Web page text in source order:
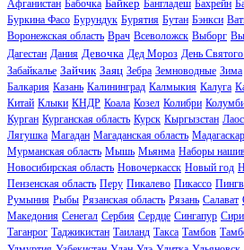
Афганистан Бабочка Байкер Бангладеш Бахрейн
Буркина Фасо Бурундук Бурятия Бутан Бэнкси
Воронежская область Врач Всеволожск Выборг
Дагестан Дания Девочка Дед Мороз День
Забайкалье Зайчик Заяц Зебра Земноводные Зима
Балкария Казань Калининград Калмыкия Калуга
Китай Клыки КНДР Коала Козел Колибри
Курган Курганская область Курск Кыргызстан Лаос
Лягушка Магадан Магаданская область Мадагаскар
Мурманская область Мышь Мьянма Наборы
Новосибирская область Новочеркасск Новый год
Пензенская область Перу Пикалево Пикассо
Румыния Рыбы Рязанская область Рязань Салават
Македония Сенегал Сербия Сердце Сингапур
Таганрог Таджикистан Таиланд Такса Тамбов